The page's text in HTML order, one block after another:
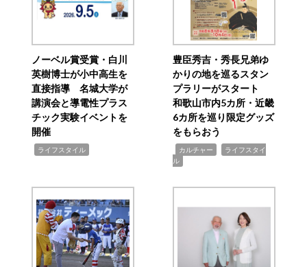
ノーベル賞受賞・白川
英樹博士が小中高生を
直接指導 名城大学が
講演会と導電性プラス
チック実験イベントを
開催
ライフスタイル
豊臣秀吉・秀長兄弟ゆ
かりの地を巡るスタン
プラリーがスタート
和歌山市内5カ所・近畿
6カ所を巡り限定グッズ
をもらおう
カルチャー
ライフスタイ
ル